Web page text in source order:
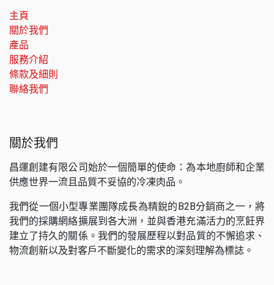
主頁
關於我們
產品
服務介紹
條款及細則
聯絡我們
關於我們
昌運創建有限公司始於一個簡單的使命：為本地廚師和企業
供應世界一流且品質不妥協的冷凍肉品。
我們從一個小型專業團隊成長為精銳的B2B分銷商之一，將
我們的採購網絡擴展到各大洲，並與香港充滿活力的烹飪界
建立了持久的關係。我們的發展歷程以對品質的不懈追求、
物流創新以及對客戶不斷變化的需求的深刻理解為標誌。